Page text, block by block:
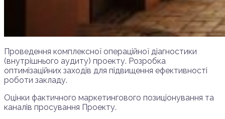
Проведення комплексної операційної діагностики
(внутрішнього аудиту) проекту. Розробка
оптимізаційних заходів для підвищення ефективності
роботи закладу.
Оцінки фактичного маркетингового позиціонування та
каналів просування Проекту.